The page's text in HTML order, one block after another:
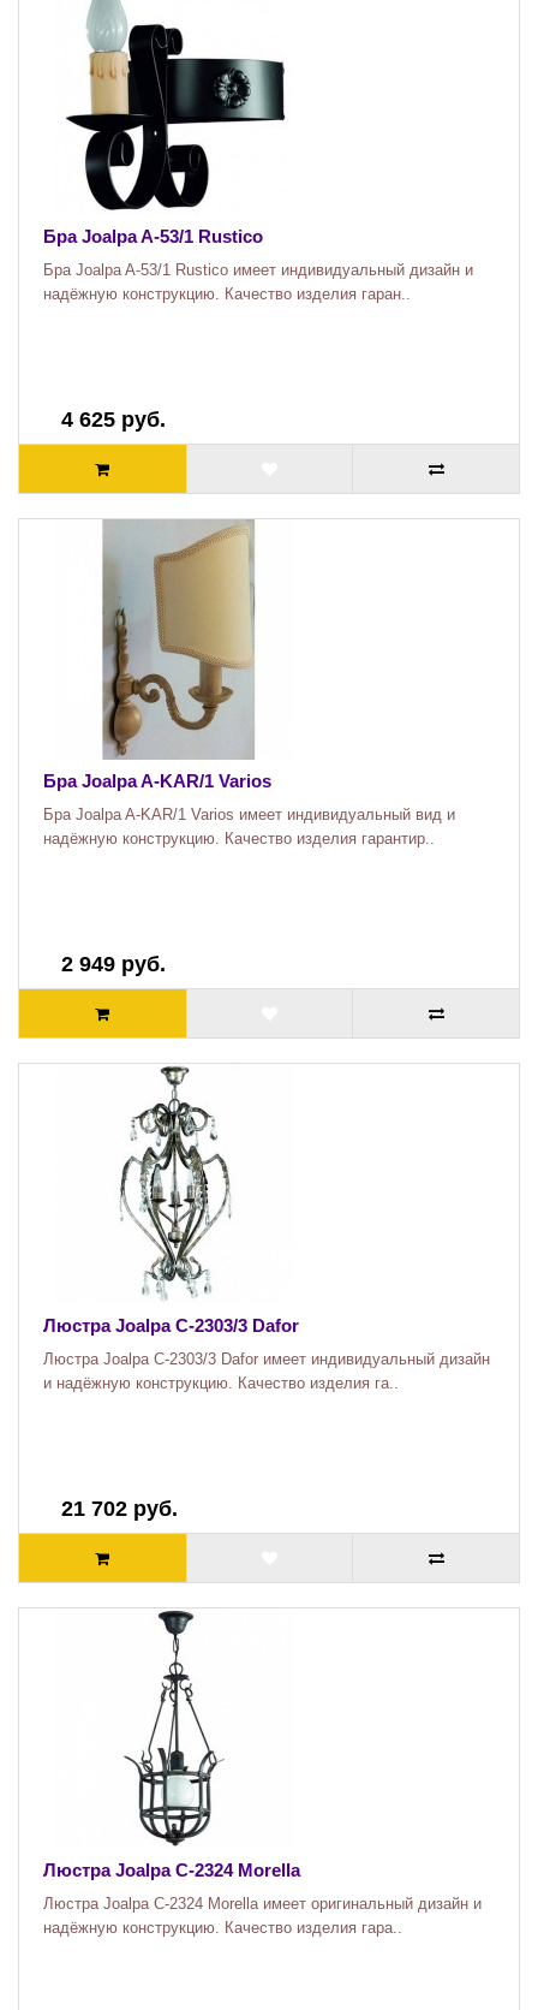
Бра Joalpa A-53/1 Rustico
Бра Joalpa A-53/1 Rustico имеет индивидуальный дизайн и
надёжную конструкцию. Качество изделия гаран..
4 625 руб.
Бра Joalpa A-KAR/1 Varios
Бра Joalpa A-KAR/1 Varios имеет индивидуальный вид и
надёжную конструкцию. Качество изделия гарантир..
2 949 руб.
Люстра Joalpa C-2303/3 Dafor
Люстра Joalpa C-2303/3 Dafor имеет индивидуальный дизайн
и надёжную конструкцию. Качество изделия га..
21 702 руб.
Люстра Joalpa C-2324 Morella
Люстра Joalpa C-2324 Morella имеет оригинальный дизайн и
надёжную конструкцию. Качество изделия гара..